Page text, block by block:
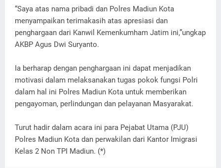
“Saya atas nama pribadi dan Polres Madiun Kota
menyampaikan terimakasih atas apresiasi dan
penghargaan dari Kanwil Kemenkumham Jatim ini,”ungkap
AKBP Agus Dwi Suryanto.
Ia berharap dengan penghargaan ini dapat menjadikan
motivasi dalam melaksanakan tugas pokok fungsi Polri
dalam hal ini Polres Madiun Kota untuk memberikan
pengayoman, perlindungan dan pelayanan Masyarakat.
Turut hadir dalam acara ini para Pejabat Utama (PJU)
Polres Madiun Kota dan perwakilan dari Kantor Imigrasi
Kelas 2 Non TPI Madiun. (*)